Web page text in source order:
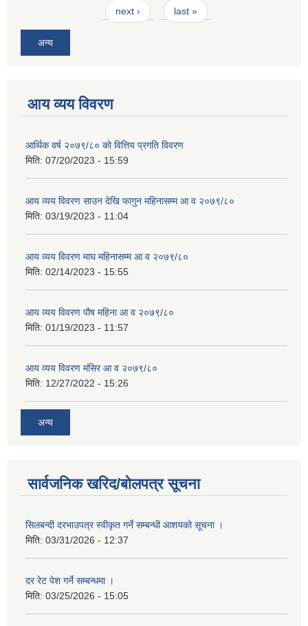
next › last »
अन्य
आय व्यय विवरण
आर्थिक वर्ष २०७९/८० को वित्तिय प्रगति विवरण
मिति: 07/20/2023 - 15:59
आय व्यय विवरण साउन देखि फागुन महिनासम्म आ व २०७९/८०
मिति: 03/19/2023 - 11:04
आय व्यय विवरण माघ महिनासम्म आ व २०७९/८०
मिति: 02/14/2023 - 15:55
आय व्यय विवरण पौष महिना आ व २०७९/८०
मिति: 01/19/2023 - 11:57
आय व्यय विवरण मंसिर आ व २०७९/८०
मिति: 12/27/2022 - 15:26
अन्य
सार्वजनिक खरिद/बोलपत्र सूचना
सिलबन्दी दरभाउपत्र स्वीकृत गर्ने सम्बन्धी आशयको सूचना ।
मिति: 03/31/2026 - 12:37
दर रेट पेश गर्ने सम्बन्धमा ।
मिति: 03/25/2026 - 15:05